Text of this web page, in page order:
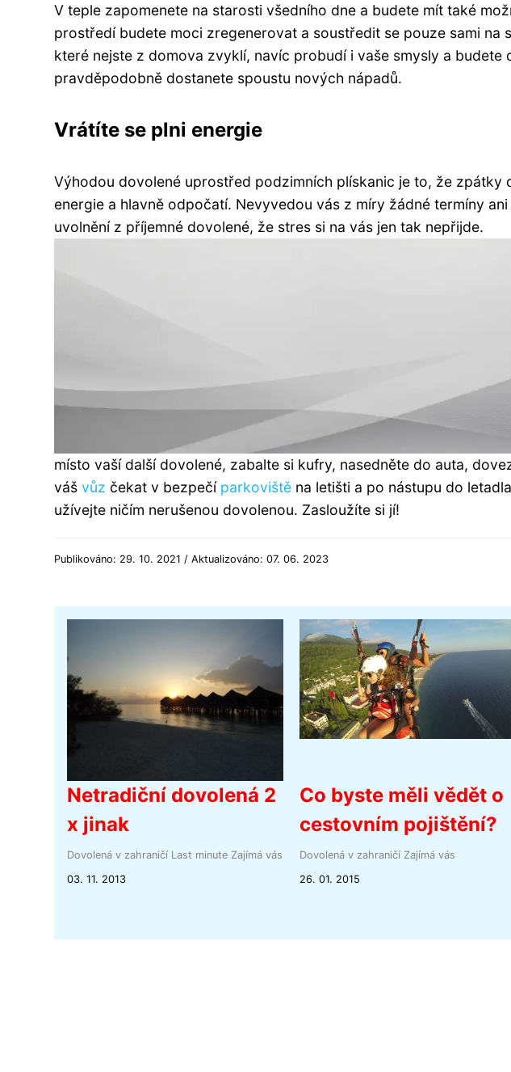
V teple zapomenete na starosti všedního dne a budete mít také
prostředí budete moci zregenerovat a soustředit se pouze sami na
které nejste z domova zvyklí, navíc probudí i vaše smysly a budete
pravděpodobně dostanete spoustu nových nápadů.
Vrátíte se plni energie
Výhodou dovolené uprostřed podzimních plískanic je to, že zpátky
energie a hlavně odpočatí. Nevyvedou vás z míry žádné termíny
uvolnění z příjemné dovolené, že stres si na vás jen tak nepřijde.
místo vaší další dovolené, zabalte si kufry, nasedněte do auta,
váš vůz čekat v bezpečí parkoviště na letišti a po nástupu do
užívejte ničím nerušenou dovolenou. Zasloužíte si jí!
Publikováno: 29. 10. 2021 / Aktualizováno: 07. 06. 2023
Netradiční dovolená 2
x jinak
Dovolená v zahraničí Last minute Zajímá vás
03. 11. 2013
Co byste měli vědět o
cestovním pojištění?
Dovolená v zahraničí Zajímá vás
26. 01. 2015